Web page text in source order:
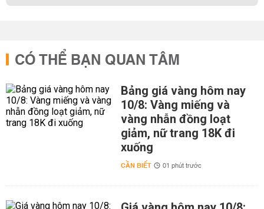
CÓ THỂ BẠN QUAN TÂM
Bảng giá vàng hôm nay
10/8: Vàng miếng và
vàng nhẫn đồng loạt
giảm, nữ trang 18K đi
xuống
CẦN BIẾT 01 phút trước